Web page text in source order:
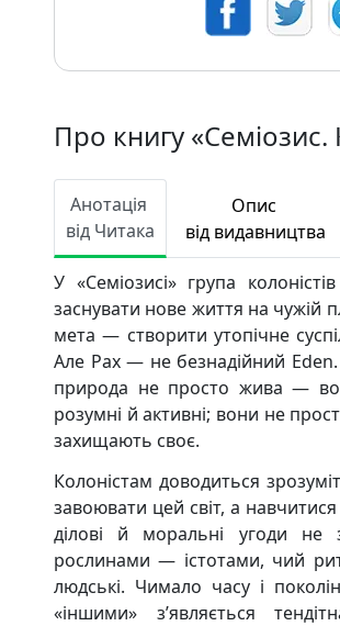
Про книгу
Анотація
від Читака
Опис
від видавництва
У «Семіозисі» група
заснувати нове життя на чужій
мета — створити утопічне
Але Pax — не безнадійний
природа не просто жива —
розумні й активні; вони не
захищають своє.
Колоністам доводиться
завоювати цей світ, а
ділові й моральні угоди
рослинами — істотами, чий
людські. Чимало часу і
«іншими» з’являється